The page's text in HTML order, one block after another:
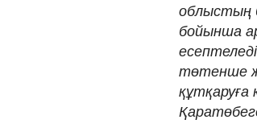
облыстың
бойынша
төтенше
құтқаруға